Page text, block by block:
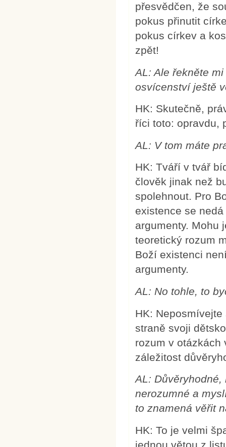
přesvědčen, že
pokus přinutit
pokus církev a
zpět!
AL: Ale řekněte
osvícenství ještě
HK: Skutečně,
říci toto: opravdu,
AL: V tom máte
HK: Tváří v tvář
člověk jinak než
spolehnout. Pro
existence se
argumenty. Mohu
teoretický rozum
Boží existenci
argumenty.
AL: No tohle, to
HK:
straně svoji
rozum v otázkách
záležitost
AL:
nerozumné a
to znamená věřit
HK: To je velmi
jednou větou z